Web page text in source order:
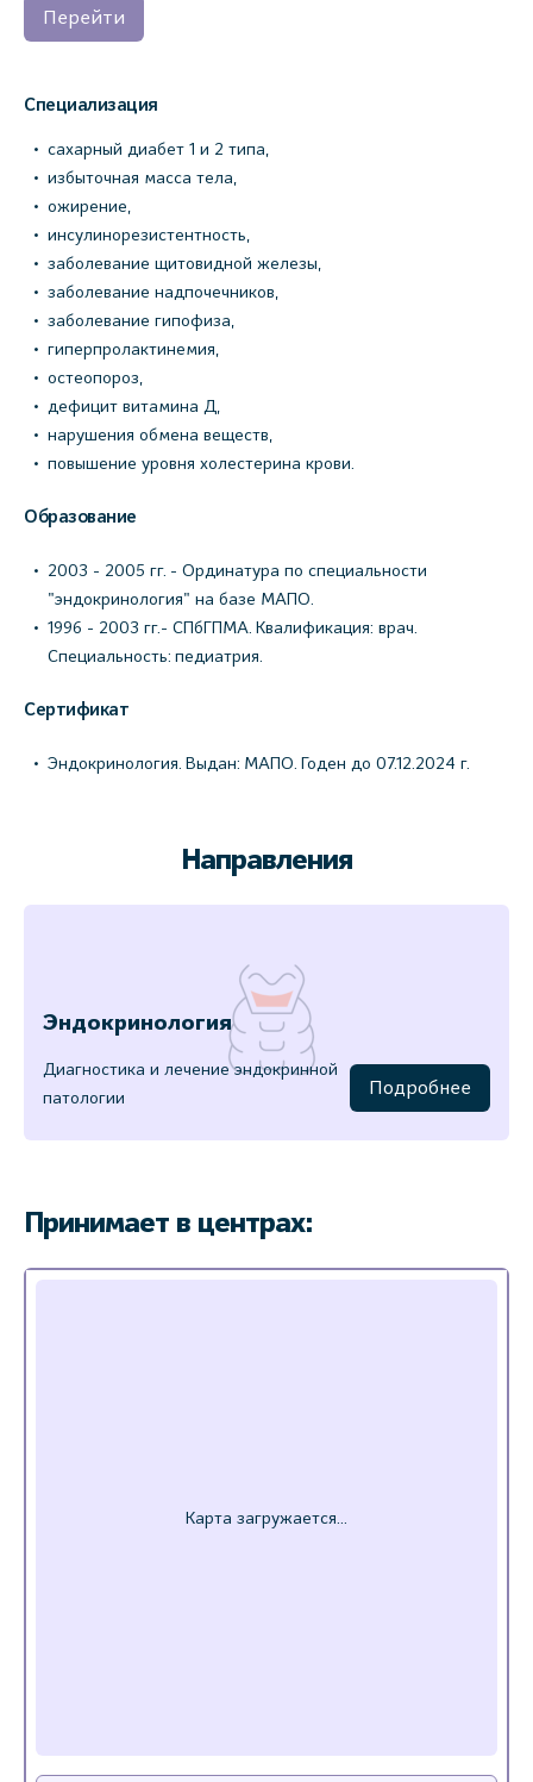
Перейти
Специализация
сахарный диабет 1 и 2 типа,
избыточная масса тела,
ожирение,
инсулинорезистентность,
заболевание щитовидной железы,
заболевание надпочечников,
заболевание гипофиза,
гиперпролактинемия,
остеопороз,
дефицит витамина Д,
нарушения обмена веществ,
повышение уровня холестерина крови.
Образование
2003 - 2005 гг. - Ординатура по специальности
"эндокринология" на базе МАПО.
1996 - 2003 гг.- СПбГПМА. Квалификация: врач.
Специальность: педиатрия.
Сертификат
Эндокринология. Выдан: МАПО. Годен до 07.12.2024 г.
Направления
Эндокринология
Диагностика и лечение эндокринной
патологии
Подробнее
Принимает в центрах: